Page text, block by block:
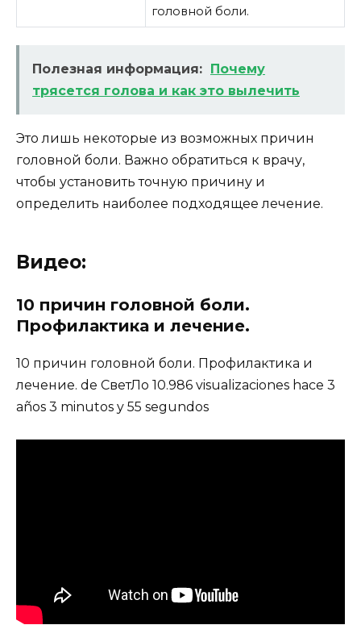
головной боли.
Полезная информация: Почему
трясется голова и как это вылечить
Это лишь некоторые из возможных причин
головной боли. Важно обратиться к врачу,
чтобы установить точную причину и
определить наиболее подходящее лечение.
Видео:
10 причин головной боли.
Профилактика и лечение.
10 причин головной боли. Профилактика и
лечение. de СветЛо 10.986 visualizaciones hace 3
años 3 minutos y 55 segundos